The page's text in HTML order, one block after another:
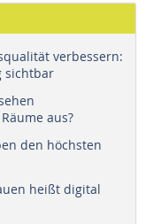
verbessern:
sichtbar
aus?
den höchsten
heißt digital